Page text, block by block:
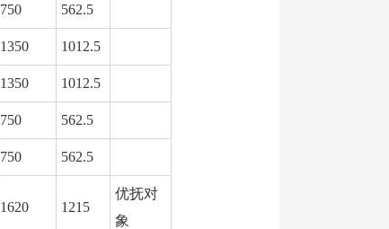
750 562.5
1350 1012.5
1350 1012.5
750 562.5
750 562.5
1620 1215
优抚对
象